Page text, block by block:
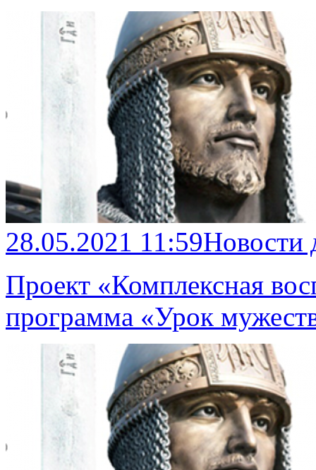
28.05.2021 11:59
Проект «Комплексная
программа «Урок